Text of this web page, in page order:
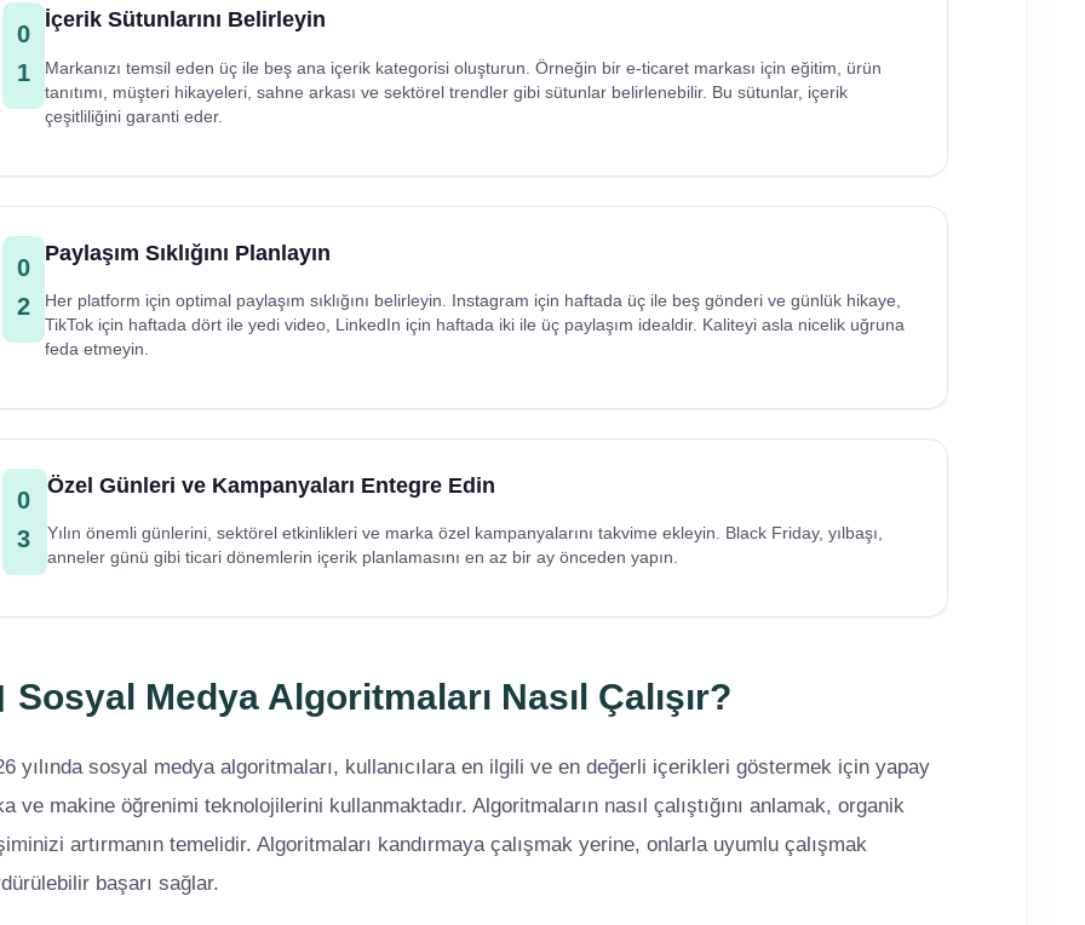
0
1
İçerik Sütunlarını Belirleyin
Markanızı temsil eden üç ile beş ana içerik kategorisi oluşturun. Örneğin bir e-ticaret markası için eğitim, ürün
tanıtımı, müşteri hikayeleri, sahne arkası ve sektörel trendler gibi sütunlar belirlenebilir. Bu sütunlar, içerik
çeşitliliğini garanti eder.
0
2
Paylaşım Sıklığını Planlayın
Her platform için optimal paylaşım sıklığını belirleyin. Instagram için haftada üç ile beş gönderi ve günlük hikaye,
TikTok için haftada dört ile yedi video, LinkedIn için haftada iki ile üç paylaşım idealdir. Kaliteyi asla nicelik uğruna
feda etmeyin.
0
3
Özel Günleri ve Kampanyaları Entegre Edin
Yılın önemli günlerini, sektörel etkinlikleri ve marka özel kampanyalarını takvime ekleyin. Black Friday, yılbaşı,
anneler günü gibi ticari dönemlerin içerik planlamasını en az bir ay önceden yapın.
Sosyal Medya Algoritmaları Nasıl Çalışır?
yılında sosyal medya algoritmaları, kullanıcılara en ilgili ve en değerli içerikleri göstermek için yapay
ve makine öğrenimi teknolojilerini kullanmaktadır. Algoritmaların nasıl çalıştığını anlamak, organik
artırmanın temelidir. Algoritmaları kandırmaya çalışmak yerine, onlarla uyumlu çalışmak
başarı sağlar.